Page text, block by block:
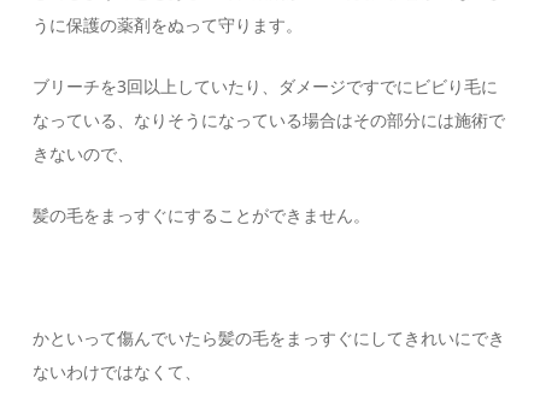
うに保護の薬剤をぬって守ります。
ブリーチを3回以上していたり、ダメージですでにビビり毛に
なっている、なりそうになっている場合はその部分には施術で
きないので、
髪の毛をまっすぐにすることができません。
かといって傷んでいたら髪の毛をまっすぐにしてきれいにでき
ないわけではなくて、